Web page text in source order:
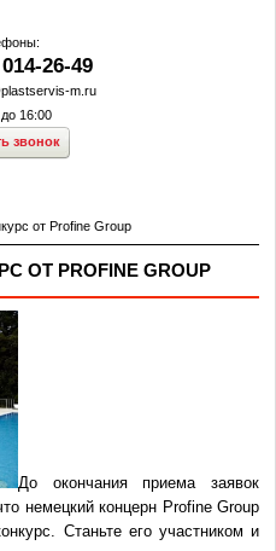
26-49
m.ru
16:00
звонок
от Profine Group
PROFINE GROUP
До окончания приема заявок
немецкий концерн Profine Group
Станьте его участником и